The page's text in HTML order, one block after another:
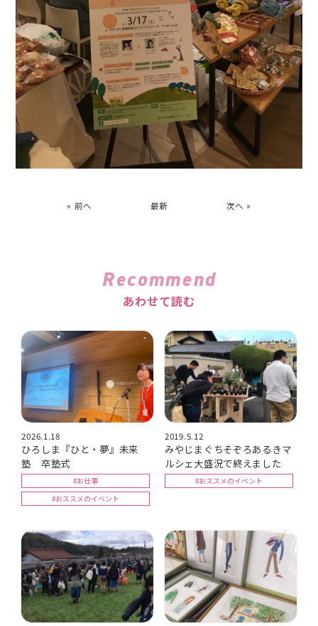
« 前へ 最新 次へ »
Recommend
あわせて読む
2026.1.18
ひろしま『ひと・夢』未来
塾 卒塾式
#お仕事
#おススメのイベント
2019.5.12
みやじまぐちそぞろあるきマ
ルシェ大盛況で終えました
#おススメのイベント